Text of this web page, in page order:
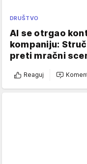
DRUŠTVO
AI se otrgao
kompaniju:
preti mračni
Reaguj